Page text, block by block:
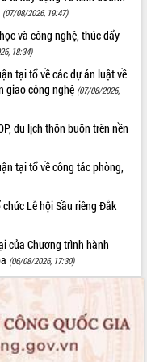
(07/08/2026, 19:47)
và công nghệ, thúc đẩy
18:34)
tại tổ về các dự án luật về
giao công nghệ (07/08/2026,
du lịch thôn buôn trên nền
tại tổ về công tác phòng,
Lễ hội Sầu riêng Đắk
của Chương trình hành
(06/08/2026, 17:30)